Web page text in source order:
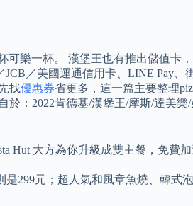
可樂一杯。 漢堡王也有推出儲值卡
／美國運通信用卡、LINE Pay、
找優惠券省更多，這一篇主要整理
：2022肯德基/漢堡王/摩斯/達美樂
Hut 大方為你升級成雙主餐，免費
299元；超人氣和風章魚燒、韓式